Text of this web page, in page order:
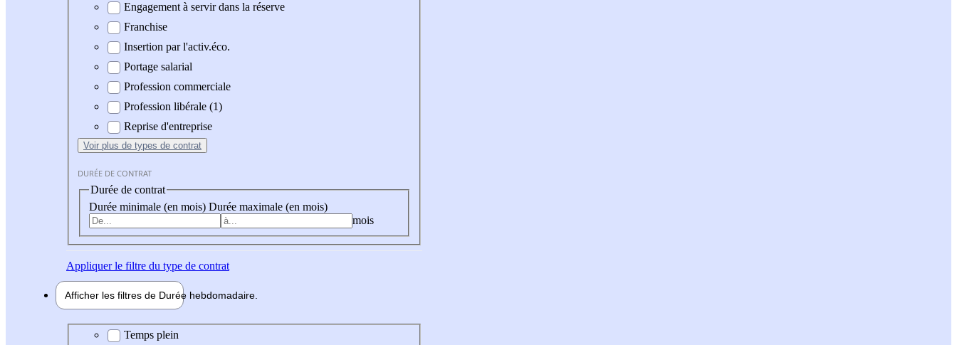
Engagement à servir dans la réserve
Franchise
Insertion par l'activ.éco.
Portage salarial
Profession commerciale
Profession libérale (1)
Reprise d'entreprise
Voir plus de types de contrat
DURÉE DE CONTRAT
Durée de contrat
Durée minimale (en mois) Durée maximale (en mois)
mois
Appliquerle filtre du type de contrat
Afficher les filtres de Durée hebdomadaire
Durée hebdomadaire
Temps plein